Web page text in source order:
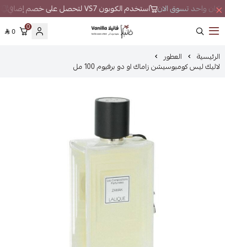
مكان واحد تسوق الان استخدم الكوبون VS7 لتحصل على خصم إضافي
فانيلا
0
0
الرئيسية العطور
لاليك ليس كومبوسيشن زاماك او دو برفيوم 100 مل